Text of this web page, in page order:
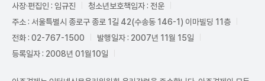
사장·편집인 : 임규진
청소년보호책임자 : 전운
주소 : 서울특별시 종로구 종로 1길 42(수송동 146-1) 이마빌딩 11층
전화 : 02-767-1500
발행일자 : 2007년 11월 15일
등록일자 : 2008년 01월10일